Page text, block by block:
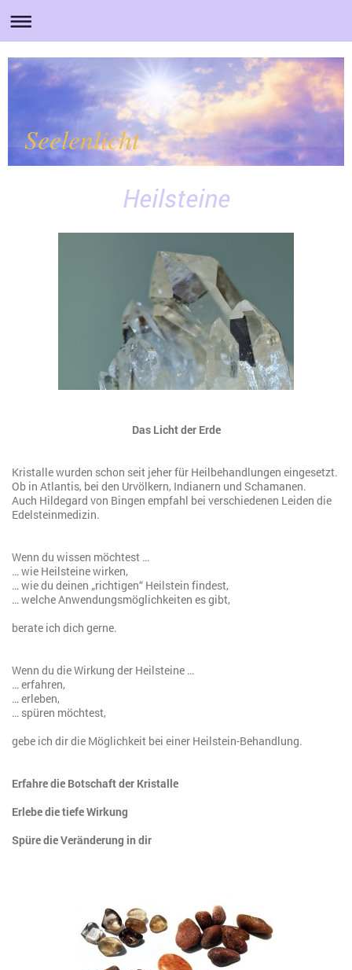
Seelenlicht
Heilsteine
Das Licht der Erde
Kristalle wurden schon seit jeher für Heilbehandlungen eingesetzt.
Ob in Atlantis, bei den Urvölkern, Indianern und Schamanen.
Auch Hildegard von Bingen empfahl bei verschiedenen Leiden die
Edelsteinmedizin.
Wenn du wissen möchtest …
… wie Heilsteine wirken,
… wie du deinen „richtigen“ Heilstein findest,
… welche Anwendungsmöglichkeiten es gibt,
berate ich dich gerne.
Wenn du die Wirkung der Heilsteine …
… erfahren,
… erleben,
… spüren möchtest,
gebe ich dir die Möglichkeit bei einer Heilstein-Behandlung.
Erfahre die Botschaft der Kristalle
Erlebe die tiefe Wirkung
Spüre die Veränderung in dir